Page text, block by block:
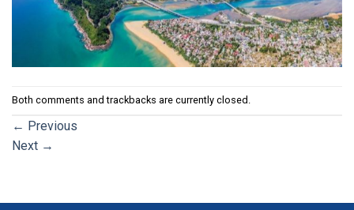
Both comments and trackbacks are currently closed.
← Previous
Next →